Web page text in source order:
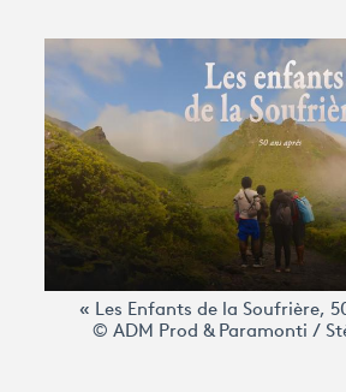
« Les Enfants de la Soufrière,
© ADM Prod & Paramonti /